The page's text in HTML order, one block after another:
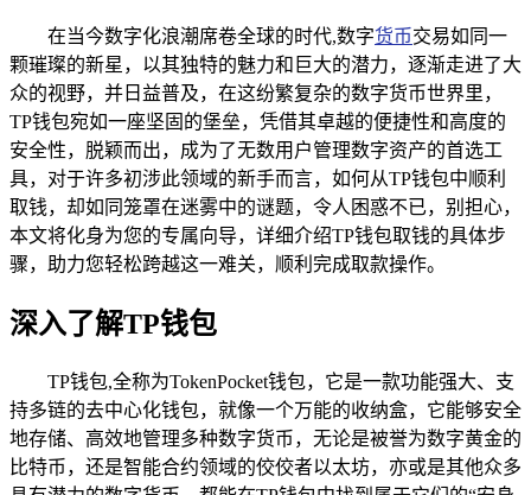
在当今数字化浪潮席卷全球的时代,数字货币交易如同一
颗璀璨的新星，以其独特的魅力和巨大的潜力，逐渐走进了大
众的视野，并日益普及，在这纷繁复杂的数字货币世界里，
TP钱包宛如一座坚固的堡垒，凭借其卓越的便捷性和高度的
安全性，脱颖而出，成为了无数用户管理数字资产的首选工
具，对于许多初涉此领域的新手而言，如何从TP钱包中顺利
取钱，却如同笼罩在迷雾中的谜题，令人困惑不已，别担心，
本文将化身为您的专属向导，详细介绍TP钱包取钱的具体步
骤，助力您轻松跨越这一难关，顺利完成取款操作。
深入了解TP钱包
TP钱包,全称为TokenPocket钱包，它是一款功能强大、支
持多链的去中心化钱包，就像一个万能的收纳盒，它能够安全
地存储、高效地管理多种数字货币，无论是被誉为数字黄金的
比特币，还是智能合约领域的佼佼者以太坊，亦或是其他众多